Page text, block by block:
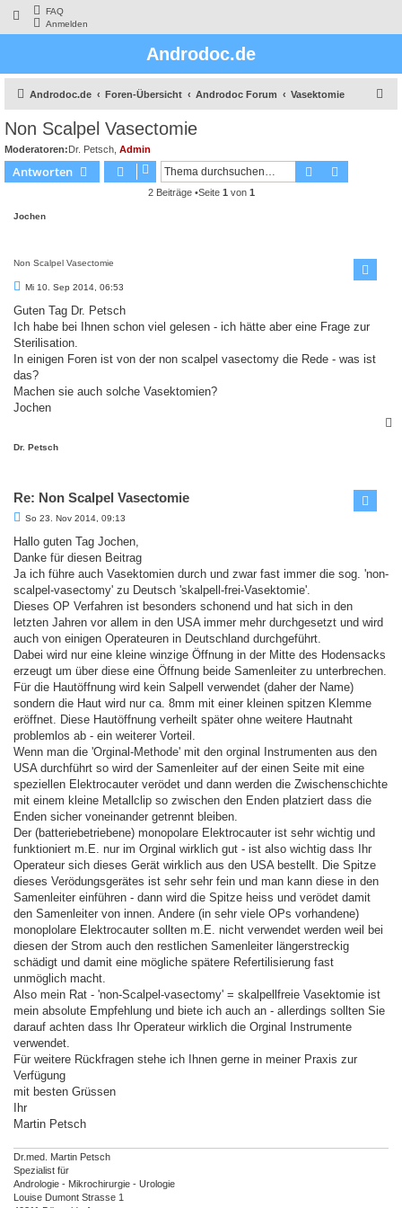
FAQ
Anmelden
Androdoc.de
Androdoc.de Foren-Übersicht Androdoc Forum Vasektomie
Non Scalpel Vasectomie
Moderatoren:Dr. Petsch Admin
Antworten Suche
2 Beiträge •Seite 1 von 1
Jochen
Non Scalpel Vasectomie
B
t
r
a
g
Mi 10. Sep 2014, 06:53
Guten Tag Dr. Petsch
Ich habe bei Ihnen schon viel gelesen - ich hätte aber eine Frage zur
Sterilisation.
In einigen Foren ist von der non scalpel vasectomy die Rede - was ist
das?
Machen sie auch solche Vasektomien?
Jochen
Dr. Petsch
Re: Non Scalpel Vasectomie
B
t
r
g
So 23. Nov 2014, 09:13
Hallo guten Tag Jochen,
Danke für diesen Beitrag
Ja ich führe auch Vasektomien durch und zwar fast immer die sog. 'non-
scalpel-vasectomy' zu Deutsch 'skalpell-frei-Vasektomie'.
Dieses OP Verfahren ist besonders schonend und hat sich in den
letzten Jahren vor allem in den USA immer mehr durchgesetzt und wird
auch von einigen Operateuren in Deutschland durchgeführt.
Dabei wird nur eine kleine winzige Öffnung in der Mitte des Hodensacks
erzeugt um über diese eine Öffnung beide Samenleiter zu unterbrechen.
Für die Hautöffnung wird kein Salpell verwendet (daher der Name)
sondern die Haut wird nur ca. 8mm mit einer kleinen spitzen Klemme
eröffnet. Diese Hautöffnung verheilt später ohne weitere Hautnaht
problemlos ab - ein weiterer Vorteil.
Wenn man die 'Orginal-Methode' mit den orginal Instrumenten aus den
USA durchführt so wird der Samenleiter auf der einen Seite mit eine
speziellen Elektrocauter verödet und dann werden die Zwischenschichte
mit einem kleine Metallclip so zwischen den Enden platziert dass die
Enden sicher voneinander getrennt bleiben.
Der (batteriebetriebene) monopolare Elektrocauter ist sehr wichtig und
funktioniert m.E. nur im Orginal wirklich gut - ist also wichtig dass Ihr
Operateur sich dieses Gerät wirklich aus den USA bestellt. Die Spitze
dieses Verödungsgerätes ist sehr sehr fein und man kann diese in den
Samenleiter einführen - dann wird die Spitze heiss und verödet damit
den Samenleiter von innen. Andere (in sehr viele OPs vorhandene)
monoplolare Elektrocauter sollten m.E. nicht verwendet werden weil bei
diesen der Strom auch den restlichen Samenleiter längerstreckig
schädigt und damit eine mögliche spätere Refertilisierung fast
unmöglich macht.
Also mein Rat - 'non-Scalpel-vasectomy' = skalpellfreie Vasektomie ist
mein absolute Empfehlung und biete ich auch an - allerdings sollten Sie
darauf achten dass Ihr Operateur wirklich die Orginal Instrumente
verwendet.
Für weitere Rückfragen stehe ich Ihnen gerne in meiner Praxis zur
Verfügung
mit besten Grüssen
Ihr
Martin Petsch
Dr.med. Martin Petsch
Spezialist für
Andrologie - Mikrochirurgie - Urologie
Louise Dumont Strasse 1